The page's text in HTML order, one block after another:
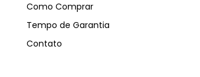
Como Comprar
Tempo de Garantia
Contato